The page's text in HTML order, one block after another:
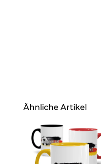
Ähnliche Artikel